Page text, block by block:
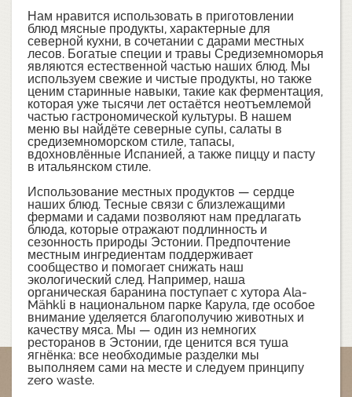
Нам нравится использовать в приготовлении
блюд мясные продукты, характерные для
северной кухни, в сочетании с дарами местных
лесов. Богатые специи и травы Средиземноморья
являются естественной частью наших блюд. Мы
используем свежие и чистые продукты, но также
ценим старинные навыки, такие как ферментация,
которая уже тысячи лет остаётся неотъемлемой
частью гастрономической культуры. В нашем
меню вы найдёте северные супы, салаты в
средиземноморском стиле, тапасы,
вдохновлённые Испанией, а также пиццу и пасту
в итальянском стиле.
Использование местных продуктов — сердце
наших блюд. Тесные связи с близлежащими
фермами и садами позволяют нам предлагать
блюда, которые отражают подлинность и
сезонность природы Эстонии. Предпочтение
местным ингредиентам поддерживает
сообщество и помогает снижать наш
экологический след. Например, наша
органическая баранина поступает с хутора Ala-
Mähkli в национальном парке Карула, где особое
внимание уделяется благополучию животных и
качеству мяса. Мы — один из немногих
ресторанов в Эстонии, где ценится вся туша
ягнёнка: все необходимые разделки мы
выполняем сами на месте и следуем принципу
zero waste.